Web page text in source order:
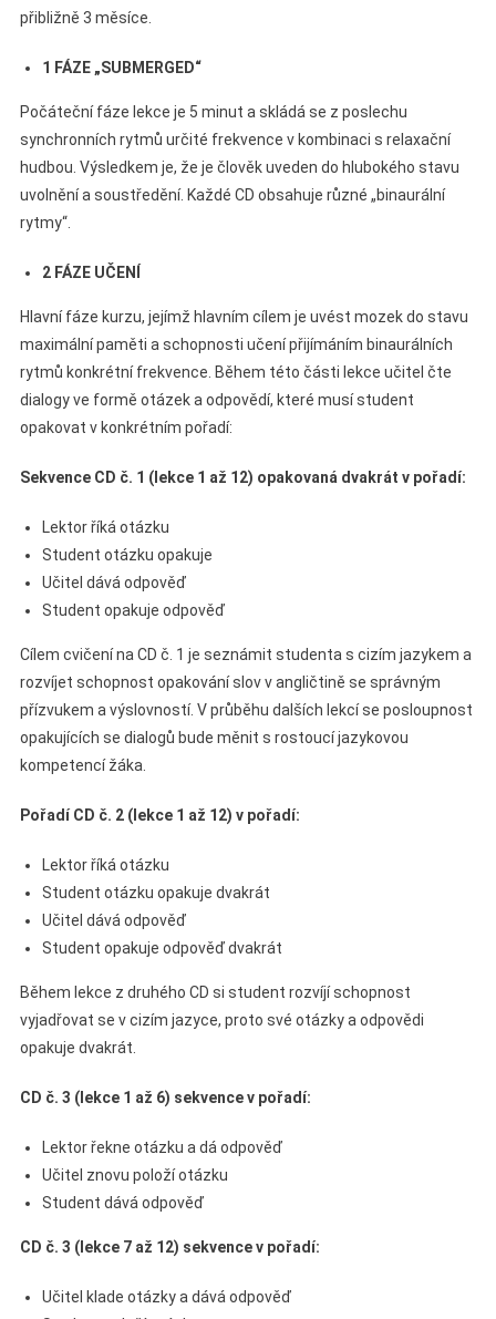
přibližně 3 měsíce.
1 FÁZE „SUBMERGED“
Počáteční fáze lekce je 5 minut a skládá se z poslechu
synchronních rytmů určité frekvence v kombinaci s relaxační
hudbou. Výsledkem je, že je člověk uveden do hlubokého stavu
uvolnění a soustředění. Každé CD obsahuje různé „binaurální
rytmy“.
2 FÁZE UČENÍ
Hlavní fáze kurzu, jejímž hlavním cílem je uvést mozek do stavu
maximální paměti a schopnosti učení přijímáním binaurálních
rytmů konkrétní frekvence. Během této části lekce učitel čte
dialogy ve formě otázek a odpovědí, které musí student
opakovat v konkrétním pořadí:
Sekvence CD č. 1 (lekce 1 až 12) opakovaná dvakrát v pořadí:
Lektor říká otázku
Student otázku opakuje
Učitel dává odpověď
Student opakuje odpověď
Cílem cvičení na CD č. 1 je seznámit studenta s cizím jazykem a
rozvíjet schopnost opakování slov v angličtině se správným
přízvukem a výslovností. V průběhu dalších lekcí se posloupnost
opakujících se dialogů bude měnit s rostoucí jazykovou
kompetencí žáka.
Pořadí CD č. 2 (lekce 1 až 12) v pořadí:
Lektor říká otázku
Student otázku opakuje dvakrát
Učitel dává odpověď
Student opakuje odpověď dvakrát
Během lekce z druhého CD si student rozvíjí schopnost
vyjadřovat se v cizím jazyce, proto své otázky a odpovědi
opakuje dvakrát.
CD č. 3 (lekce 1 až 6) sekvence v pořadí:
Lektor řekne otázku a dá odpověď
Učitel znovu položí otázku
Student dává odpověď
CD č. 3 (lekce 7 až 12) sekvence v pořadí:
Učitel klade otázky a dává odpověď